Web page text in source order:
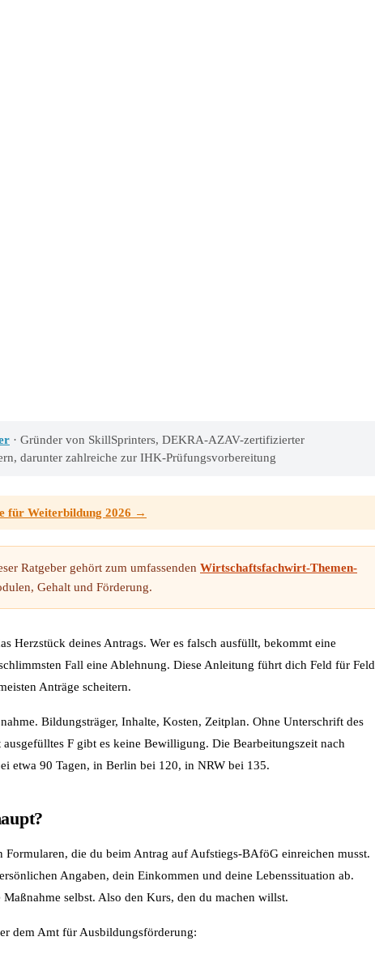
· Gründer von SkillSprinters, DEKRA-AZAV-zertifizierter
darunter zahlreiche zur IHK-Prüfungsvorbereitung
für Weiterbildung 2026 →
Ratgeber gehört zum umfassenden Wirtschaftsfachwirt-Themen-
Gehalt und Förderung.
Herzstück deines Antrags. Wer es falsch ausfüllt, bekommt eine
Fall eine Ablehnung. Diese Anleitung führt dich Feld für Feld
Anträge scheitern.
Bildungsträger, Inhalte, Kosten, Zeitplan. Ohne Unterschrift des
F gibt es keine Bewilligung. Die Bearbeitungszeit nach
etwa 90 Tagen, in Berlin bei 120, in NRW bei 135.
Formularen, die du beim Antrag auf Aufstiegs-BAföG einreichen musst.
Angaben, dein Einkommen und deine Lebenssituation ab.
selbst. Also den Kurs, den du machen willst.
dem Amt für Ausbildungsförderung: